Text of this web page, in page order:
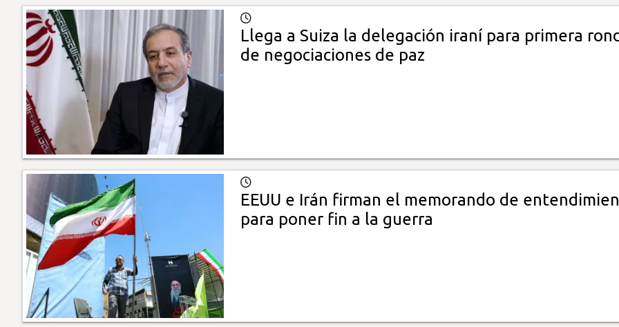
Llega a Suiza la delegación iraní para primera
de negociaciones de paz
EEUU e Irán firman el memorando de
para poner fin a la guerra